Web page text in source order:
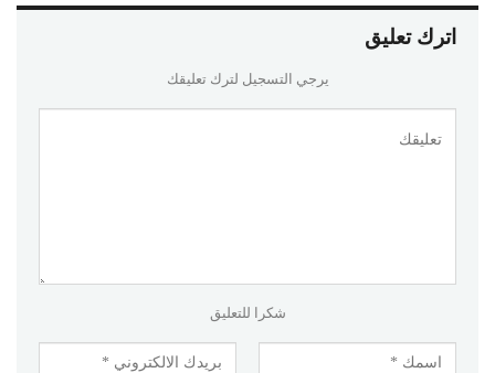
اترك تعليق
يرجي التسجيل لترك تعليقك
شكرا للتعليق